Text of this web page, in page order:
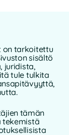
on tarkoitettu
sisältö
juridista,
tule tulkita
tämän
tekemistä